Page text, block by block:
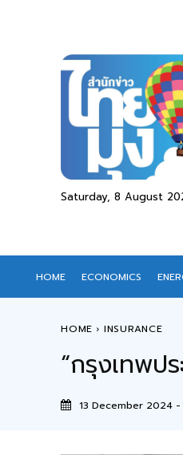
Saturday, 8 August
HOME ECONOMICS
HOME INSURANCE
“กรุงเทพป
13 December 2024 -